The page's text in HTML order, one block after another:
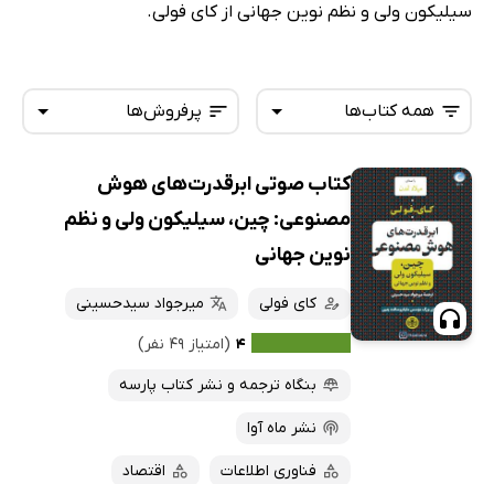
سیلیکون ولی و نظم نوین جهانی از کای فولی.
پرفروش‌ها
تازه‌ها
داغ‌ترین‌ها
پربحث‌ها
ارزان ترین‌ها
همه کتاب‌ها
همه کتاب‌ها
کتاب‌های صوتی
کتاب‌های متنی
کتاب صوتی ابرقدرت‌های هوش
مصنوعی: چین، سیلیکون ولی و نظم
نوین جهانی
کای فولی
میرجواد سیدحسینی
۴ (امتیاز ۴۹ نفر)
بنگاه ترجمه و نشر کتاب پارسه
نشر ماه آوا
فناوری اطلاعات اقتصاد